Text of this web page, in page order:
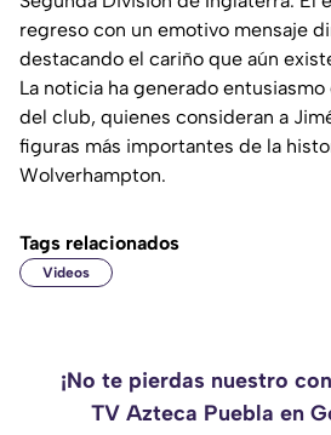
regreso con un emotivo mensaje
destacando el cariño que aún
La noticia ha generado
del club, quienes consideran a
figuras más importantes de la
Wolverhampton.
Tags relacionados
Videos
¡No te pierdas nuestro
TV Azteca Puebla en